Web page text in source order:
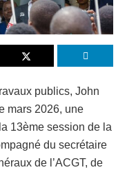
publics, John
mars 2026, une
13ème session de la
du secrétaire
de l’ACGT, de